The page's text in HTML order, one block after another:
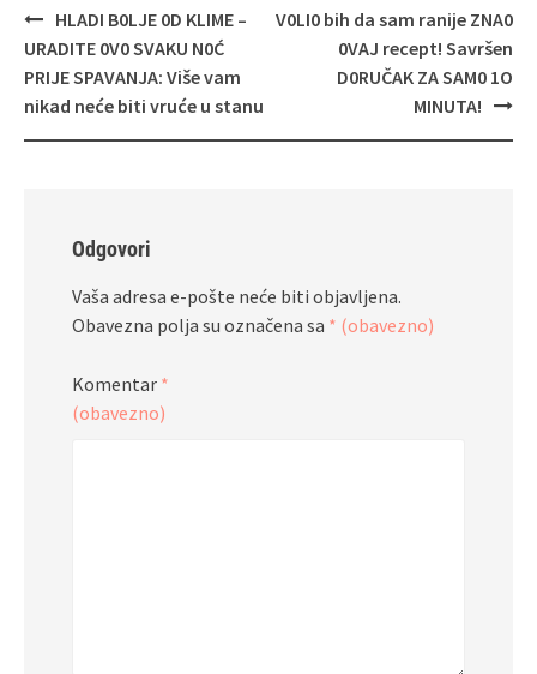
Navigacija
objava
HLADI B0LJE 0D KLIME –
URADITE 0V0 SVAKU N0Ć
PRIJE SPAVANJA: Više vam
nikad neće biti vruće u stanu
V0LI0 bih da sam ranije ZNA0
0VAJ recept! Savršen
D0RUČAK ZA SAM0 1O
MINUTA!
Odgovori
Vaša adresa e-pošte neće biti objavljena.
Obavezna polja su označena sa * (obavezno)
Komentar *
(obavezno)